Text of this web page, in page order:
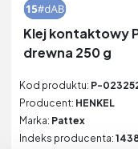
Klej kontaktowy
drewna 250 g
Kod produktu: P-
Producent: HENKEL
Marka: Pattex
Indeks producenta: